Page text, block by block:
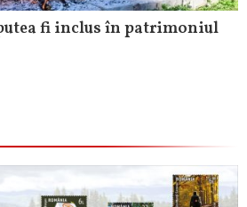
fi inclus în patrimoniul